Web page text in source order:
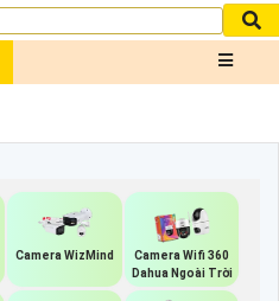
Camera WizMind
Camera Wifi 360
Dahua Ngoài Trời